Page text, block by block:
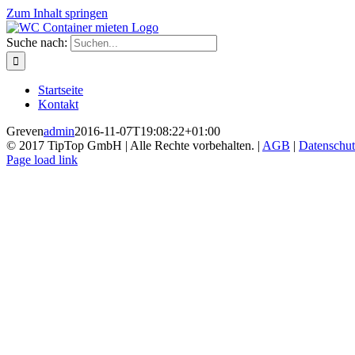
Zum Inhalt springen
Suche nach:
Startseite
Kontakt
Grevenadmin2016-11-07T19:08:22+01:00
© 2017 TipTop GmbH | Alle Rechte vorbehalten. | AGB |
Page load link